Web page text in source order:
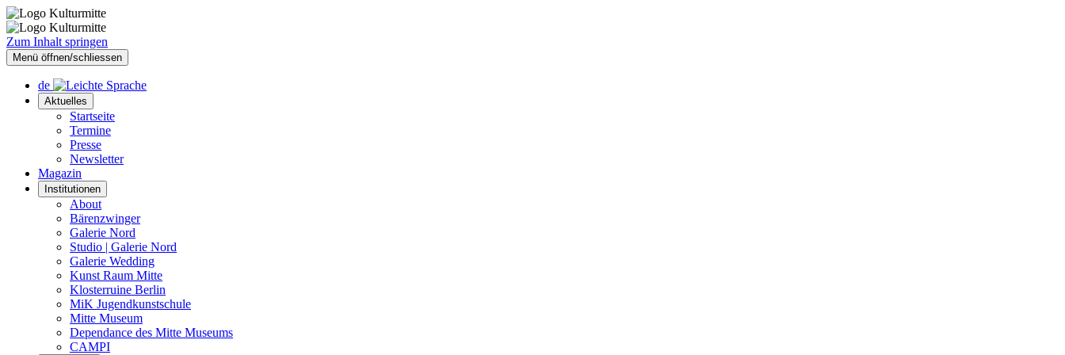
Zum Inhalt springen
Menü öffnen/schliessen
de
Aktuelles
Startseite
Termine
Presse
Newsletter
Magazin
Institutionen
About
Bärenzwinger
Galerie Nord
Studio | Galerie Nord
Galerie Wedding
Kunst Raum Mitte
Klosterruine Berlin
MiK Jugendkunstschule
Mitte Museum
Dependance des Mitte Museums
CAMPI